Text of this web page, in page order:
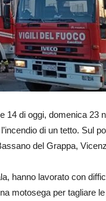
14 di oggi, domenica 23
di un tetto. Sul
del Grappa,
hanno lavorato con
motosega per tagliare